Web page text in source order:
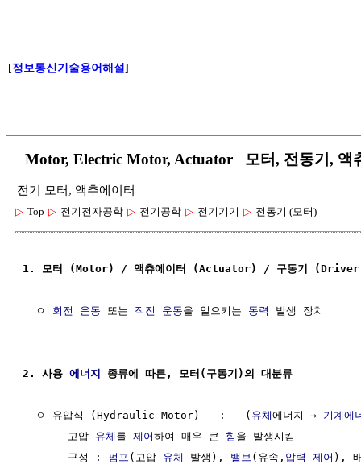
[정보통신기술용어해설]
Motor, Electric Motor, Actuator 모터, 전동기, 액
전기 모터, 액추에이터
▷ Top ▷ 전기전자공학 ▷ 전기공학 ▷ 전기기기 ▷ 전동기 (모터)
1. 모터 (Motor) / 액츄에이터 (Actuator) / 구동기
  ㅇ
회전 운동 또는 직진 운동을 일으키는 동력 발생 장치
2. 사용 에너지 종류에 따른, 모터(구동기)의 대분류
  ㅇ 유압식 (Hydraulic Motor)   :   (
유체에너지 → 기계에
     - 고압
유체 를 제어하여 매우 큰 힘 을 발생시킴
     - 구성 :
펌프 (고압 유체 발생), 밸브 (유속, 압력 제어 ),